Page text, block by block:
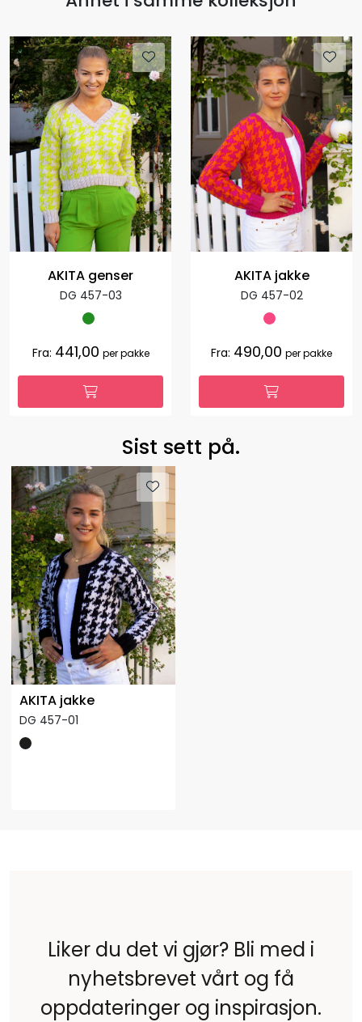
AKITA genser
DG 457-03
Fra: 441,00 per pakke
AKITA jakke
DG 457-02
Fra: 490,00 per pakke
Sist sett på.
AKITA jakke
DG 457-01
Liker du det vi gjør? Bli med i
nyhetsbrevet vårt og få
oppdateringer og inspirasjon.